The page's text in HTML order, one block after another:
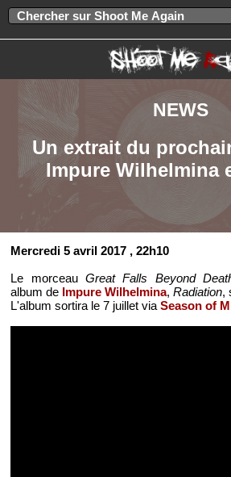
NEWS
Un extrait du
Impure Wilhelmina
Mercredi 5 avril 2017 , 22h10
Le morceau Great Falls Beyond
album de Impure Wilhelmina,Radiation,
L'album sortira le 7 juillet viaSeason of